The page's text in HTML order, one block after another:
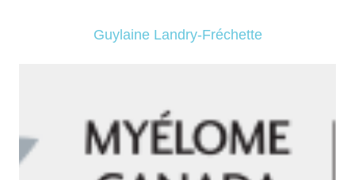
Guylaine Landry-Fréchette
Myélome Canada